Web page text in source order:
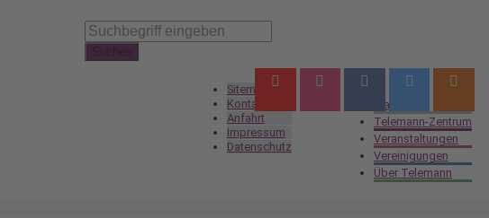
Navigation
überspringen
Startseite
Telemann-Zentrum
Veranstaltungen
Vereinigungen
Über Telemann
Suchen
überspringen
Sitemap
Kontakt
Anfahrt
Impressum
Datenschutz